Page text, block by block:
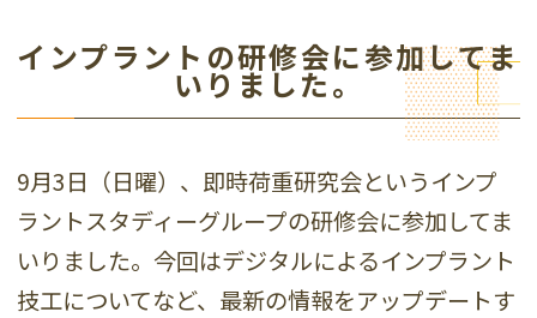
インプラントの研修会に参加してま
いりました。
9月3日（日曜）、即時荷重研究会というインプ
ラントスタディーグループの研修会に参加してま
いりました。今回はデジタルによるインプラント
技工についてなど、最新の情報をアップデートす